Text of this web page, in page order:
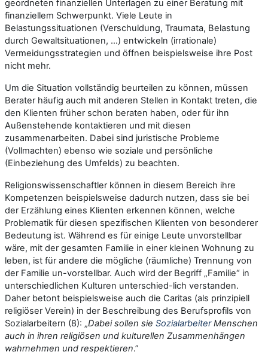
geordneten finanziellen Unterlagen zu einer Beratung mit
finanziellem Schwerpunkt. Viele Leute in
Belastungssituationen (Verschuldung, Traumata, Belastung
durch Gewaltsituationen, …) entwickeln (irrationale)
Vermeidungsstrategien und öffnen beispielsweise ihre Post
nicht mehr.
Um die Situation vollständig beurteilen zu können, müssen
Berater häufig auch mit anderen Stellen in Kontakt treten, die
den Klienten früher schon beraten haben, oder für ihn
Außenstehende kontaktieren und mit diesen
zusammenarbeiten. Dabei sind juristische Probleme
(Vollmachten) ebenso wie soziale und persönliche
(Einbeziehung des Umfelds) zu beachten.
Religionswissenschaftler können in diesem Bereich ihre
Kompetenzen beispielsweise dadurch nutzen, dass sie bei
der Erzählung eines Klienten erkennen können, welche
Problematik für diesen spezifischen Klienten von besonderer
Bedeutung ist. Während es für einige Leute unvorstellbar
wäre, mit der gesamten Familie in einer kleinen Wohnung zu
leben, ist für andere die mögliche (räumliche) Trennung von
der Familie un-vorstellbar. Auch wird der Begriff „Familie“ in
unterschiedlichen Kulturen unterschied-lich verstanden.
Daher betont beispielsweise auch die Caritas (als prinzipiell
religiöser Verein) in der Beschreibung des Berufsprofils von
Sozialarbeitern (8): „Dabei sollen sie SozialarbeiterMenschen
auch in ihren religiösen und kulturellen Zusammenhängen
wahrnehmen und respektieren.”